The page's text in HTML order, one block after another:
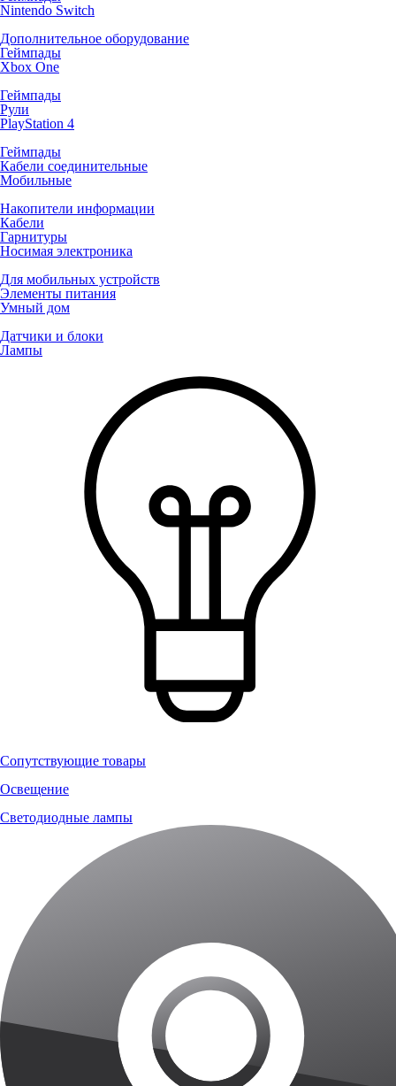
Nintendo Switch
Дополнительное оборудование
Геймпады
Xbox One
Геймпады
Рули
PlayStation 4
Геймпады
Кабели соединительные
Мобильные
Накопители информации
Кабели
Гарнитуры
Носимая электроника
Для мобильных устройств
Элементы питания
Умный дом
Датчики и блоки
Лампы
Сопутствующие товары
Освещение
Светодиодные лампы